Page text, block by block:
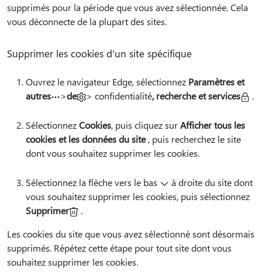
supprimés pour la période que vous avez sélectionnée. Cela
vous déconnecte de la plupart des sites.
Supprimer les cookies d’un site spécifique
Ouvrez le navigateur Edge, sélectionnez Paramètres et
autres
>de > confidentialité, recherche et services .
SélectionnezCookies, puis cliquez surAfficher tous les
cookies et les données du site, puis recherchez le site
dont vous souhaitez supprimer les cookies.
Sélectionnez la flèche vers le bas
à droite du site dont
vous souhaitez supprimer les cookies, puis sélectionnez
Supprimer
.
Les cookies du site que vous avez sélectionné sont désormais
supprimés. Répétez cette étape pour tout site dont vous
souhaitez supprimer les cookies.